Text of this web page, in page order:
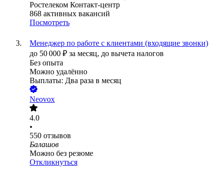
Ростелеком Контакт-центр
868 активных вакансий
Посмотреть
Менеджер по работе с клиентами (входящие звонки)
до 50 000 ₽ за месяц, до вычета налогов
Без опыта
Можно удалённо
Выплаты: Два раза в месяц
Neovox
4.0
•
550 отзывов
Балашов
Можно без резюме
Откликнуться